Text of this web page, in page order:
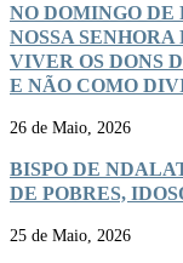
NO DOMINGO DE
NOSSA
VIVER OS DONS
E NÃO COMO
26 de Maio, 2026
BISPO DE
DE POBRES,
25 de Maio, 2026